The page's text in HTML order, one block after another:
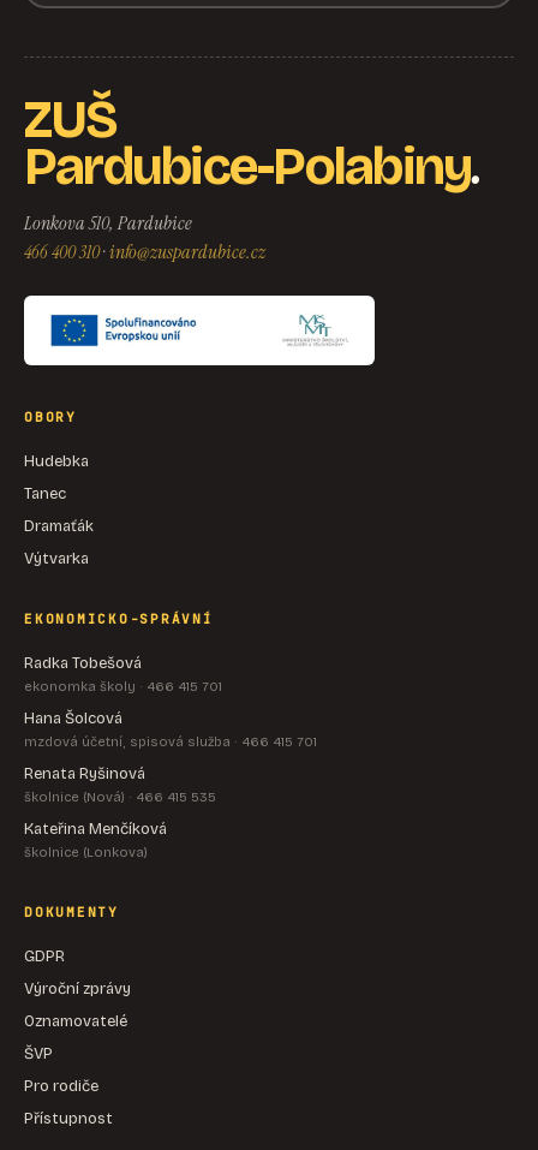
ZUŠ
Pardubice-Polabiny.
Lonkova 510, Pardubice
466 400 310·info@zuspardubice.cz
OBORY
Hudebka
Tanec
Dramaťák
Výtvarka
EKONOMICKO-SPRÁVNÍ
Radka Tobešová
ekonomka školy · 466 415 701
Hana Šolcová
mzdová účetní, spisová služba · 466 415 701
Renata Ryšinová
školnice (Nová) · 466 415 535
Kateřina Menčíková
školnice (Lonkova)
DOKUMENTY
GDPR
Výroční zprávy
Oznamovatelé
ŠVP
Pro rodiče
Přístupnost